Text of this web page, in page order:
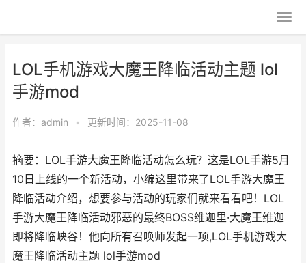
LOL手机游戏大魔王降临活动主题 lol
手游mod
作者： admin • 更新时间：2025-11-08
摘要：LOL手游大魔王降临活动怎么玩？这是LOL手游5月
10日上线的一个新活动，小编这里带来了LOL手游大魔王
降临活动介绍，想要参与活动的玩家们就来看看吧！LOL
手游大魔王降临活动邪恶的最终BOSS维迦里·大魔王维迦
即将降临峡谷！他向所有召唤师发起一项,LOL手机游戏大
魔王降临活动主题 lol手游mod